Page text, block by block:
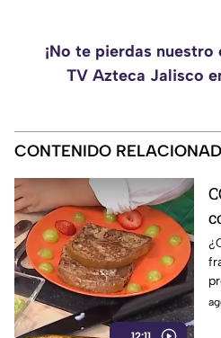
¡No te pierdas
TV Azteca Jalisco
CONTENIDO